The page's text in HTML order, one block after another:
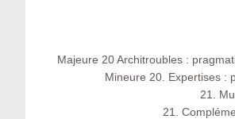
Majeure 20 Architroubles :
Mineure 20. Expertises :
21.
21.